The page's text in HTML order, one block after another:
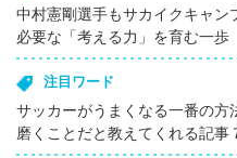
中村憲剛選手もサカイクキャ
必要な「考える力」を育む一歩
注目ワード
サッカーがうまくなる一番の方
磨くことだと教えてくれる記事